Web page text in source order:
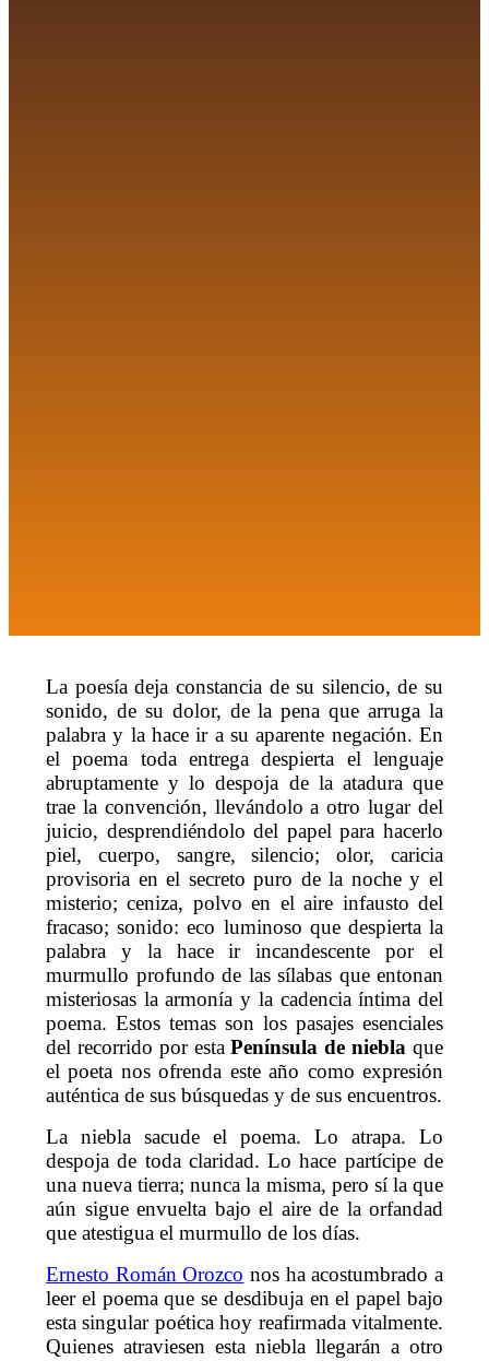
La poesía deja constancia de su silencio, de su
sonido, de su dolor, de la pena que arruga la
palabra y la hace ir a su aparente negación. En
el poema toda entrega despierta el lenguaje
abruptamente y lo despoja de la atadura que
trae la convención, llevándolo a otro lugar del
juicio, desprendiéndolo del papel para hacerlo
piel, cuerpo, sangre, silencio; olor, caricia
provisoria en el secreto puro de la noche y el
misterio; ceniza, polvo en el aire infausto del
fracaso; sonido: eco luminoso que despierta la
palabra y la hace ir incandescente por el
murmullo profundo de las sílabas que entonan
misteriosas la armonía y la cadencia íntima del
poema. Estos temas son los pasajes esenciales
del recorrido por estaPenínsula de niebla que
el poeta nos ofrenda este año como expresión
auténtica de sus búsquedas y de sus encuentros.
La niebla sacude el poema. Lo atrapa. Lo
despoja de toda claridad. Lo hace partícipe de
una nueva tierra; nunca la misma, pero sí la que
aún sigue envuelta bajo el aire de la orfandad
que atestigua el murmullo de los días.
Ernesto Román Orozco nos ha acostumbrado a
leer el poema que se desdibuja en el papel bajo
esta singular poética hoy reafirmada vitalmente.
Quienes atraviesen esta niebla llegarán a otro